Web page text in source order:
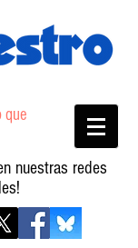
que
nuestras redes